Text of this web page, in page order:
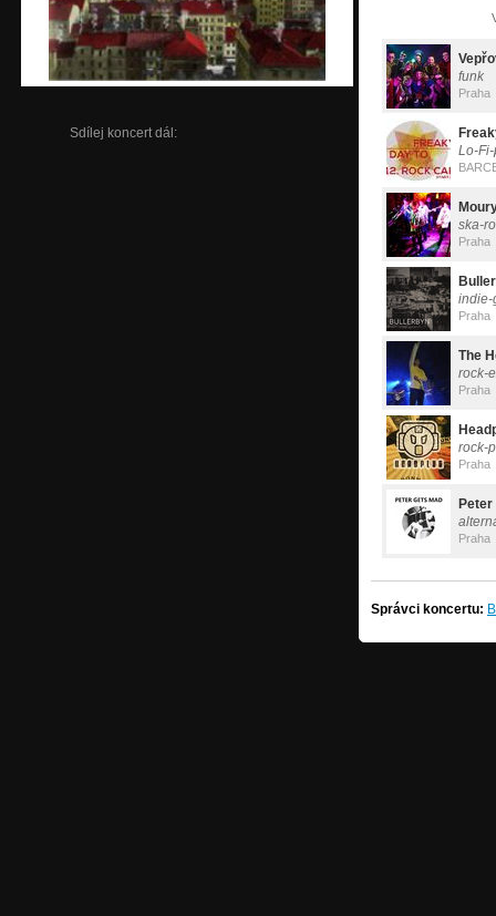
Sdílej koncert dál:
funk
Praha
Lo-
ska-
Praha
indie-
Praha
The
rock-
Praha
rock-
Praha
Peter
Praha
Správci koncertu: